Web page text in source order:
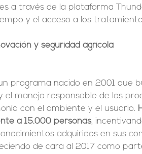
a través de la plataforma
y el acceso a los
y seguridad agrícola
programa nacido en 2001 que
el manejo responsable de los
con el ambiente y el usuario.
a 15.000 personas,
adquiridos en sus
de cara al 2017 como